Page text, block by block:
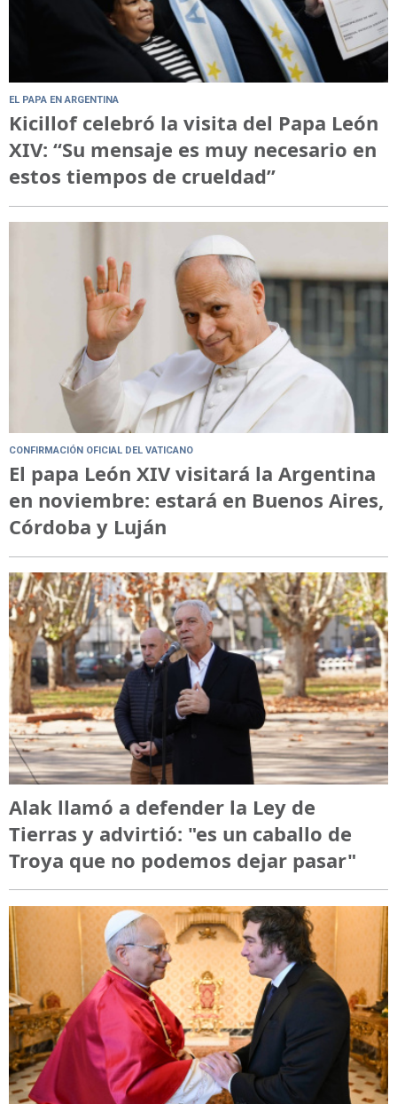
EL PAPA EN ARGENTINA
Kicillof celebró la visita del Papa León
XIV: “Su mensaje es muy necesario en
estos tiempos de crueldad”
CONFIRMACIÓN OFICIAL DEL VATICANO
El papa León XIV visitará la Argentina
en noviembre: estará en Buenos Aires,
Córdoba y Luján
Alak llamó a defender la Ley de
Tierras y advirtió: "es un caballo de
Troya que no podemos dejar pasar"